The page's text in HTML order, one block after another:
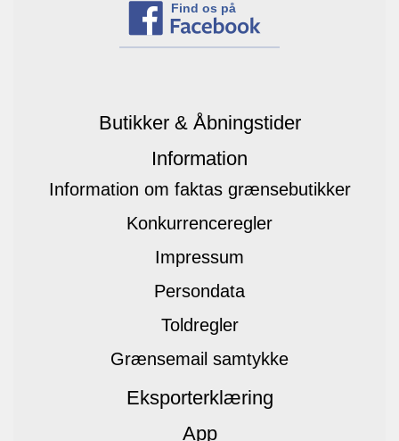
Find os på
Butikker & Åbningstider
Information
Information om faktas grænsebutikker
Konkurrenceregler
Impressum
Persondata
Toldregler
Grænsemail samtykke
Eksporterklæring
App